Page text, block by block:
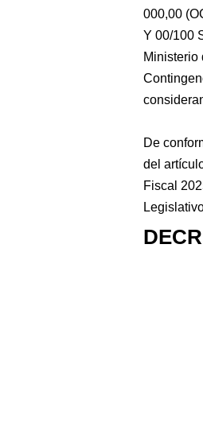
000,00
Y 00/100
Ministerio
De
del
Fiscal